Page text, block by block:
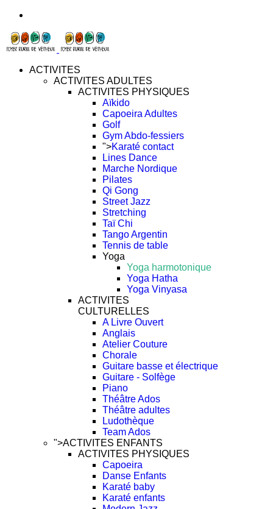
ACTIVITES
ACTIVITES ADULTES
ACTIVITES PHYSIQUES
Aïkido
Capoeira Adultes
Golf
Gym Abdo-fessiers
">Karaté contact
Lines Dance
Marche Nordique
Pilates
Qi Gong
Street Jazz
Stretching
Taï Chi
Tango Argentin
Tennis de table
Yoga
Yoga harmotonique
Yoga Hatha
Yoga Vinyasa
ACTIVITES
CULTURELLES
A Livre Ouvert
Anglais
Atelier Couture
Chorale
Guitare basse et électrique
Guitare - Solfège
Piano
Théâtre Ados
Théâtre adultes
Ludothèque
Team Ados
">ACTIVITES ENFANTS
ACTIVITES PHYSIQUES
Capoeira
Danse Enfants
Karaté baby
Karaté enfants